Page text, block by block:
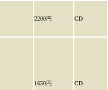
2200円 CD
1650円 CD